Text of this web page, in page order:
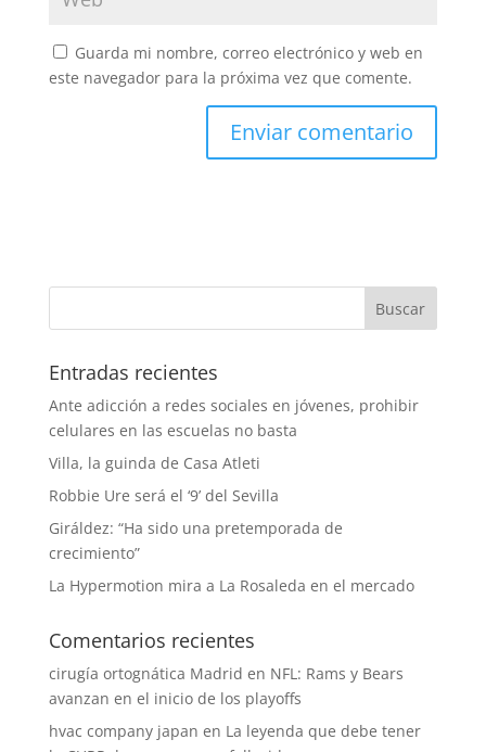
Guarda mi nombre, correo electrónico y web en
este navegador para la próxima vez que comente.
Entradas recientes
Ante adicción a redes sociales en jóvenes, prohibir
celulares en las escuelas no basta
Villa, la guinda de Casa Atleti
Robbie Ure será el ‘9’ del Sevilla
Giráldez: “Ha sido una pretemporada de
crecimiento”
La Hypermotion mira a La Rosaleda en el mercado
Comentarios recientes
cirugía ortognática Madrid en NFL: Rams y Bears
avanzan en el inicio de los playoffs
hvac company japan en La leyenda que debe tener